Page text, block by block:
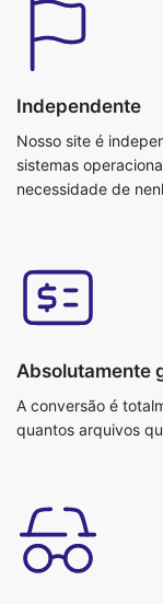
Independente
Nosso site é
sistemas
necessidade de
Absolutamente
A conversão é
quantos arquivos